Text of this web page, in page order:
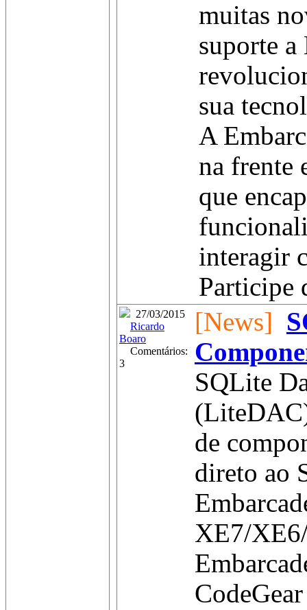
muitas
suporte a
sua
A
na frente
que
interagir
Participe
27/03/2015
Ricardo
Boaro
Comentários:
3
[News]
SQLite
de
direto ao
XE7/